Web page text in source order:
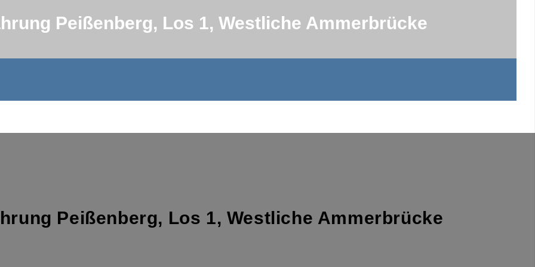
Peißenberg, Los 1, Westliche Ammerbrücke
Peißenberg, Los 1, Westliche Ammerbrücke